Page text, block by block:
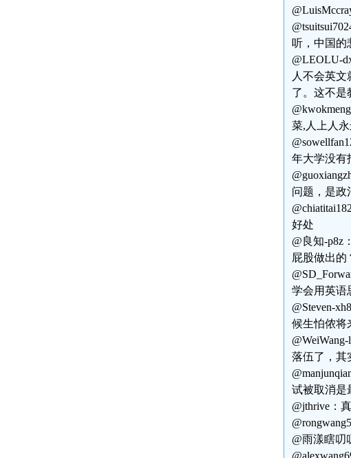
听，中国的
@LEOLU-
人不会英
了。这不是
菜,人上人
年大学没有
问题，是政
好处
@良知-p8z
屁股做出的
学会用英语
@Steven-
候生怕侬将
落伍了，其
试被取消是
@jthrive：
@雨漾瞎叨